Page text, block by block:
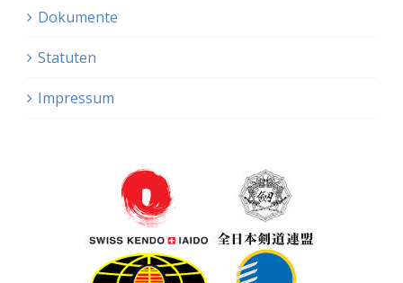
Dokumente
Statuten
Impressum